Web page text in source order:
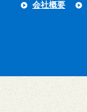
会社概要